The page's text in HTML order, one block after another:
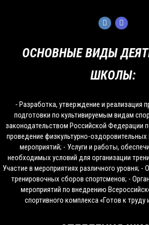
ОСНОВНЫЕ ВИДЫ
ШКОЛЫ:
- Разработка, утверждение и реализация
подготовки по культивируемым видам
законодательством Российской Федерации
проведение физкультурно-
мероприятий; - Услуги и работы,
необходимых условий для организации
Участие в мероприятиях различного уровня; -
тренировочных сборов спортсменов; -
мероприятий по внедрению
спортивного комплекса «Готов к